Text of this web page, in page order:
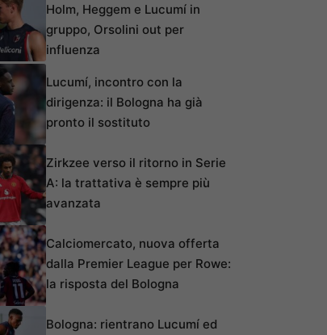
Holm, Heggem e Lucumí in
gruppo, Orsolini out per
influenza
Lucumí, incontro con la
dirigenza: il Bologna ha già
pronto il sostituto
Zirkzee verso il ritorno in Serie
A: la trattativa è sempre più
avanzata
Calciomercato, nuova offerta
dalla Premier League per Rowe:
la risposta del Bologna
Bologna: rientrano Lucumí ed